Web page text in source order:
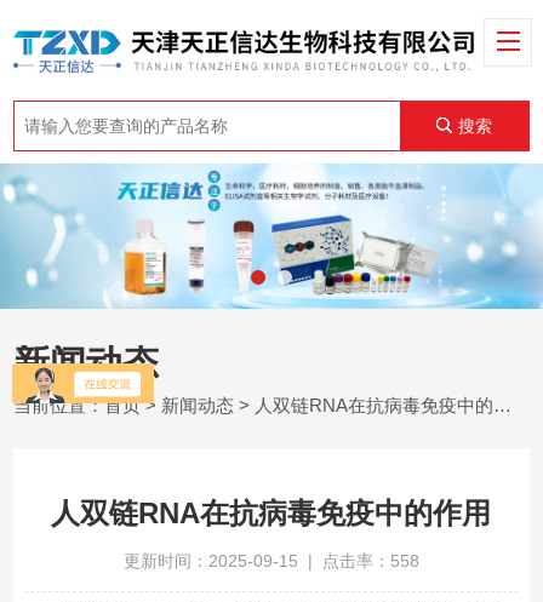
搜索
新闻动态
当前位置：首页> 新闻动态 > 人双链RNA在抗病毒免疫中的作用
人双链RNA在抗病毒免疫中的作用
更新时间：2025-09-15 | 点击率：558